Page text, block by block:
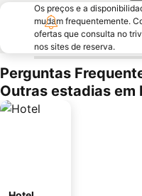
Os preços e a
mudam frequentemente.
ofertas que consulta no
nos sites de reserva.
Perguntas
Outras estadias em